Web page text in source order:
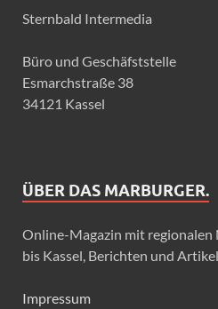
Sternbald Intermedia
Büro und Geschäfststelle
Esmarchstraße 38
34121 Kassel
ÜBER DAS MARBURGER.
Online-Magazin mit regionalen
bis Kassel, Berichten und
Impressum